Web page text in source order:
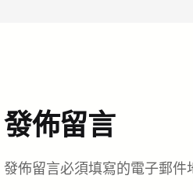
發佈留言
發佈留言必須填寫的電子郵件